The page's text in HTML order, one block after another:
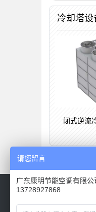
冷却塔设
闭式逆流
网站导航
网站首页
请您留言
广东康明节能空调有限公
13728927868